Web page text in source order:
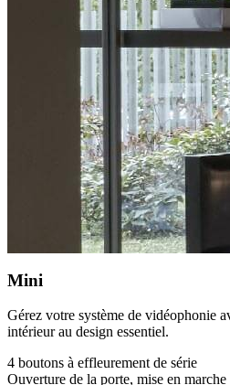
Mini
Gérez votre système de vidéophonie
intérieur au design essentiel.
4 boutons à effleurement de série
Ouverture de la porte, mise en